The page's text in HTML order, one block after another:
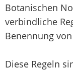
Botanischen
verbindliche
Benennung
Diese Regeln